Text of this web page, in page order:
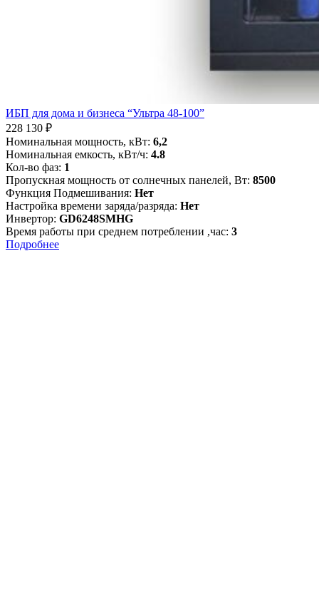
ИБП для дома и бизнеса “Ультра 48-100”
228 130 ₽
Номинальная мощность, кВт: 6,2
Номинальная емкость, кВт/ч: 4.8
Кол-во фаз: 1
Пропускная мощность от солнечных панелей, Вт: 8500
Функция Подмешивания: Нет
Настройка времени заряда/разряда: Нет
Инвертор: GD6248SMHG
Время работы при среднем потреблении ,час: 3
Подробнее